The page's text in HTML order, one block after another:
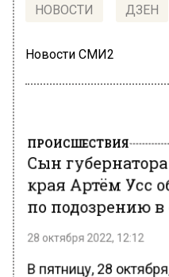
НОВОСТИ ДЗЕН
Новости СМИ2
ПРОИСШЕСТВИЯ
Сын
края Артём Усс
по подозрению
28 октября 2022, 12:12
В пятницу, 28